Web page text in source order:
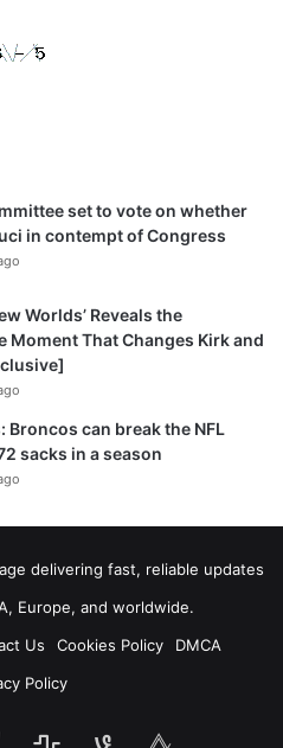
set to vote on whether
in contempt of Congress
Worlds’ Reveals the
Moment That Changes Kirk and
Broncos can break the NFL
sacks in a season
delivering fast, reliable updates
Europe, and worldwide.
Us Cookies Policy
DMCA
Policy
Telegramstatsbsky mastodon